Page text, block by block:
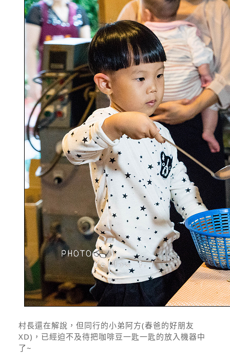
村長還在解說，但同行的小弟阿方(春爸的好朋友
XD)，已經迫不及待把咖啡豆一匙一匙的放入機器中
了~